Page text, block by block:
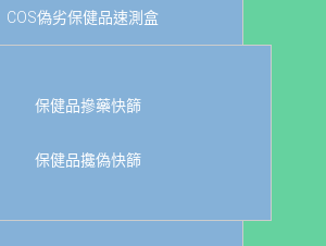
COS偽劣保健品速測盒
保健品摻藥快篩
保健品攙偽快篩